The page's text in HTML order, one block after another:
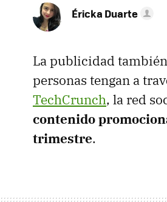
Éricka Duarte
La publicidad
personas tengan a
TechCrunch, la red
contenido
trimestre.